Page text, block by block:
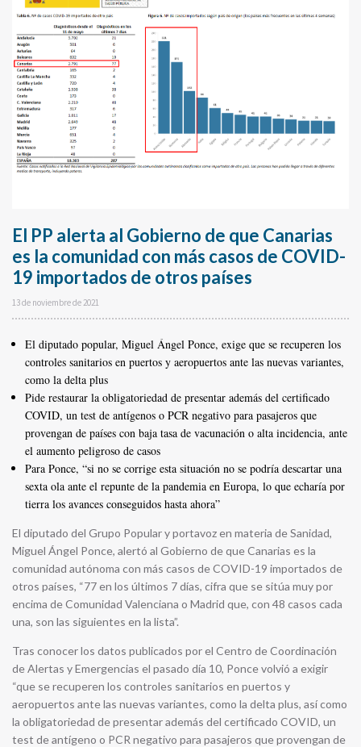
El PP alerta al Gobierno de que Canarias
es la comunidad con más casos de COVID-
19 importados de otros países
13 de noviembre de 2021
El diputado popular, Miguel Ángel Ponce, exige que se recuperen los
controles sanitarios en puertos y aeropuertos ante las nuevas variantes,
como la delta plus
Pide restaurar la obligatoriedad de presentar además del certificado
COVID, un test de antígenos o PCR negativo para pasajeros que
provengan de países con baja tasa de vacunación o alta incidencia, ante
el aumento peligroso de casos
Para Ponce, “si no se corrige esta situación no se podría descartar una
sexta ola ante el repunte de la pandemia en Europa, lo que echaría por
tierra los avances conseguidos hasta ahora”
El diputado del Grupo Popular y portavoz en materia de Sanidad,
Miguel Ángel Ponce, alertó al Gobierno de que Canarias es la
comunidad autónoma con más casos de COVID-19 importados de
otros países, “77 en los últimos 7 días, cifra que se sitúa muy por
encima de Comunidad Valenciana o Madrid que, con 48 casos cada
una, son las siguientes en la lista”.
Tras conocer los datos publicados por el Centro de Coordinación
de Alertas y Emergencias el pasado día 10, Ponce volvió a exigir
“que se recuperen los controles sanitarios en puertos y
aeropuertos ante las nuevas variantes, como la delta plus, así como
la obligatoriedad de presentar además del certificado COVID, un
test de antígeno o PCR negativo para pasajeros que provengan de